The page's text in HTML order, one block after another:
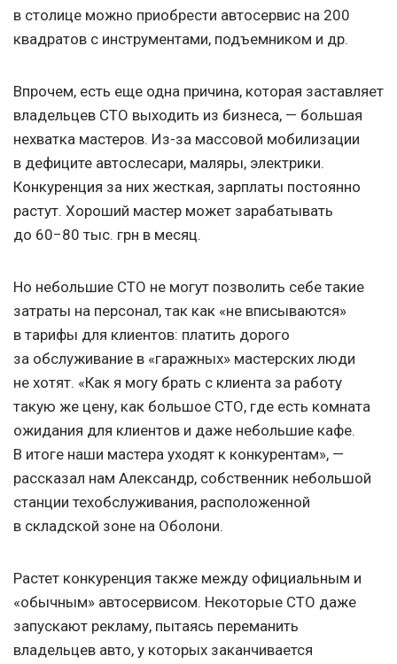
в столице можно приобрести автосервис на 200
квадратов с инструментами, подъемником и др.
Впрочем, есть еще одна причина, которая заставляет
владельцев СТО выходить из бизнеса, — большая
нехватка мастеров. Из-за массовой мобилизации
в дефиците автослесари, маляры, электрики.
Конкуренция за них жесткая, зарплаты постоянно
растут. Хороший мастер может зарабатывать
до 60−80 тыс. грн в месяц.
Но небольшие СТО не могут позволить себе такие
затраты на персонал, так как «не вписываются»
в тарифы для клиентов: платить дорого
за обслуживание в «гаражных» мастерских люди
не хотят. «Как я могу брать с клиента за работу
такую же цену, как большое СТО, где есть комната
ожидания для клиентов и даже небольшие кафе.
В итоге наши мастера уходят к конкурентам», —
рассказал нам Александр, собственник небольшой
станции техобслуживания, расположенной
в складской зоне на Оболони.
Растет конкуренция также между официальным и
«обычным» автосервисом. Некоторые СТО даже
запускают рекламу, пытаясь переманить
владельцев авто, у которых заканчивается